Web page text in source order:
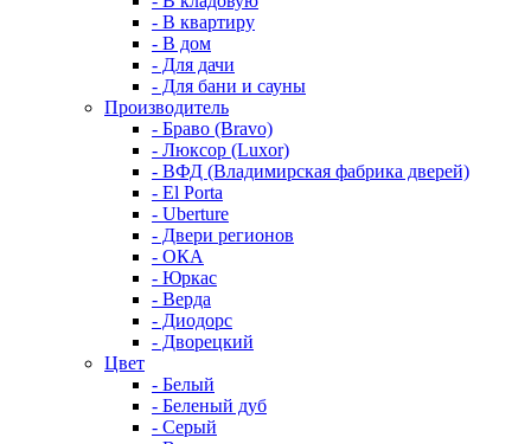
- В квартиру
- В дом
- Для дачи
- Для бани и сауны
Производитель
- Браво (Bravo)
- Люксор (Luxor)
- ВФД (Владимирская фабрика дверей)
- El Porta
- Uberture
- Двери регионов
- ОКА
- Юркас
- Верда
- Диодорс
- Дворецкий
Цвет
- Белый
- Беленый дуб
- Серый